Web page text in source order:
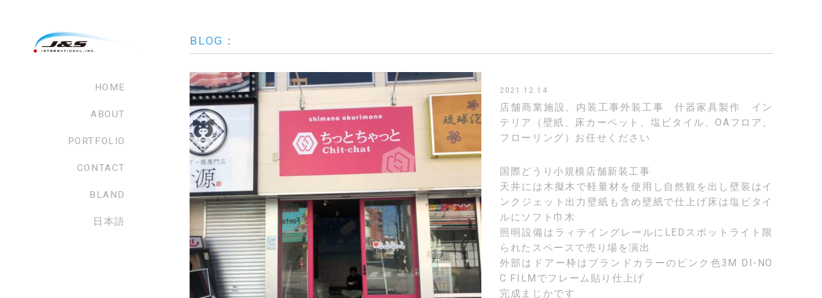
HOME
ABOUT
PORTFOLIO
CONTACT
BLAND
日本語
BLOG：
2021.12.14
店舗商業施設、内装工事外装工事 什器家具製作 イン
テリア（壁紙、床カーペット、塩ビタイル、OAフロア、
フローリング）お任せください
国際どうり小規模店舗新装工事
天井には木擬木で軽量材を使用し自然観を出し壁装はイ
ンクジェット出力壁紙も含め壁紙で仕上げ床は塩ビタイ
ルにソフト巾木
照明設備はラィテイングレールにLEDスポットライト限
られたスペースで売り場を演出
外部はドアー枠はブランドカラーのピンク色3M DI-NO
C FILMでフレーム貼り仕上げ
完成まじかです